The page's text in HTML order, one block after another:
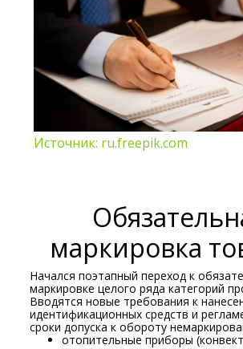
Источник: ru.freepik.com
маркировка
Начался поэтапный переход к
маркировке целого ряда категорий
Вводятся новые требования к
идентификационных средств и
сроки допуска к обороту
отопительные приборы